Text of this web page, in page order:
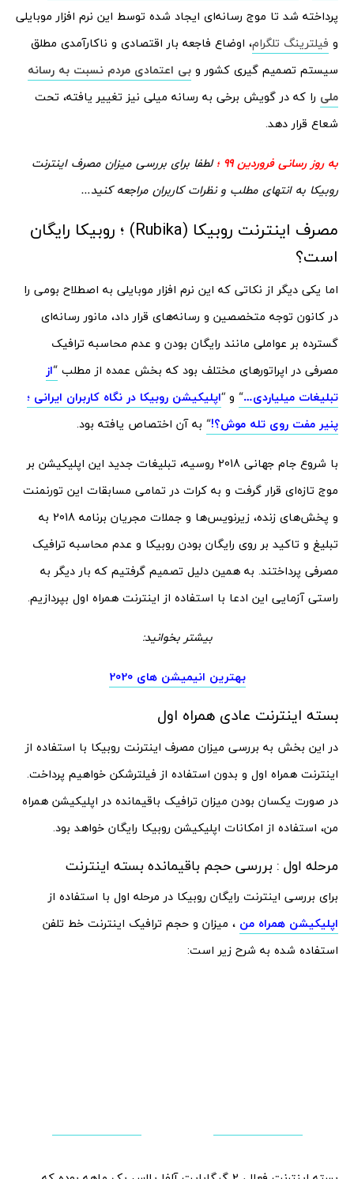
پرداخته شد تا موج رسانه‌ای ایجاد شده توسط این نرم افزار موبایلی
و فیلترینگ تلگرام، اوضاع فاجعه بار اقتصادی و ناکارآمدی مطلق
سیستم تصمیم گیری کشور و بی اعتمادی مردم نسبت به رسانه
ملی را که در گویش برخی به رسانه میلی نیز تغییر یافته، تحت
شعاع قرار دهد.
به روز رسانی فروردین 99 ؛
لطفا برای بررسی میزان مصرف اینترنت
روبیکا به انتهای مطلب و نظرات کاربران مراجعه کنید…
مصرف اینترنت روبیکا (Rubika) ؛ روبیکا رایگان
است؟
اما یکی دیگر از نکاتی که این نرم افزار موبایلی به اصطلاح بومی را
در کانون توجه متخصصین و رسانه‌های قرار داد، مانور رسانه‌ای
گسترده بر عواملی مانند رایگان بودن و عدم محاسبه ترافیک
مصرفی در اپراتورهای مختلف بود که بخش عمده از مطلب “از
تبلیغات میلیاردی…“ و “اپلیکیشن روبیکا در نگاه کاربران ایرانی ؛
پنیر مفت روی تله موش؟!“ به آن اختصاص یافته بود.
با شروع جام جهانی 2018 روسیه، تبلیغات جدید این اپلیکیشن بر
موج تازه‌ای قرار گرفت و به کرات در تمامی مسابقات این تورنمنت
و پخش‌های زنده، زیرنویس‌ها و جملات مجریان برنامه 2018 به
تبلیغ و تاکید بر روی رایگان بودن روبیکا و عدم محاسبه ترافیک
مصرفی پرداختند. به همین دلیل تصمیم گرفتیم که بار دیگر به
راستی آزمایی این ادعا با استفاده از اینترنت همراه اول بپردازیم.
بیشتر بخوانید:
بهترین انیمیشن های 2020
بسته اینترنت عادی همراه اول
در این بخش به بررسی میزان مصرف اینترنت روبیکا با استفاده از
اینترنت همراه اول و بدون استفاده از فیلترشکن خواهیم پرداخت.
در صورت یکسان بودن میزان ترافیک باقیمانده در اپلیکیشن همراه
من، استفاده از امکانات اپلیکیشن روبیکا رایگان خواهد بود.
مرحله اول : بررسی حجم باقیمانده بسته اینترنت
برای بررسی اینترنت رایگان روبیکا در مرحله اول با استفاده از
اپلیکیشن همراه من ، میزان و حجم ترافیک اینترنت خط تلفن
استفاده شده به شرح زیر است: